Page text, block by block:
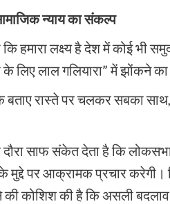
न्याय का संकल्प
कि हमारा लक्ष्य है देश में कोई भी
के लिए लाल गलियारा” में झोंकने
बताए रास्ते पर चलकर सबका
दौरा साफ संकेत देता है कि
के मुद्दे पर आक्रामक प्रचार
कोशिश की है कि असली बदलाव